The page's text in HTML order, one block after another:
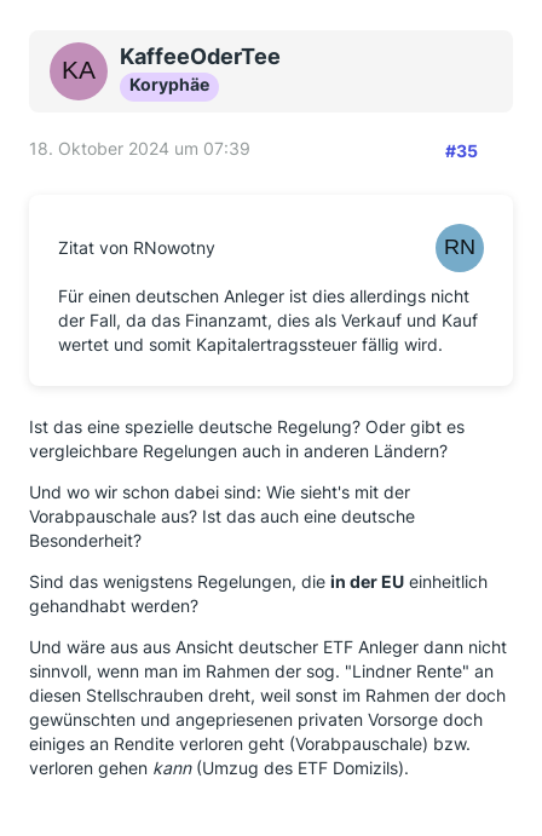
KaffeeOderTee
Koryphäe
18. Oktober 2024 um 07:39 #35
Zitat von RNowotny
Für einen deutschen Anleger ist dies allerdings nicht
der Fall, da das Finanzamt, dies als Verkauf und Kauf
wertet und somit Kapitalertragssteuer fällig wird.
Ist das eine spezielle deutsche Regelung? Oder gibt es
vergleichbare Regelungen auch in anderen Ländern?
Und wo wir schon dabei sind: Wie sieht's mit der
Vorabpauschale aus? Ist das auch eine deutsche
Besonderheit?
Sind das wenigstens Regelungen, die in der EU einheitlich
gehandhabt werden?
Und wäre aus aus Ansicht deutscher ETF Anleger dann nicht
sinnvoll, wenn man im Rahmen der sog. "Lindner Rente" an
diesen Stellschrauben dreht, weil sonst im Rahmen der doch
gewünschten und angepriesenen privaten Vorsorge doch
einiges an Rendite verloren geht (Vorabpauschale) bzw.
verloren gehen kann(Umzug des ETF Domizils).